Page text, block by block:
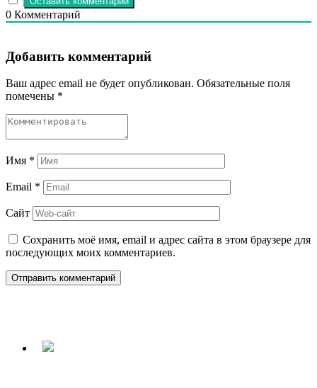
0 Комментарий
Добавить комментарий
Ваш адрес email не будет опубликован. Обязательные поля
помечены *
Имя *
Email *
Сайт
Сохранить моё имя, email и адрес сайта в этом браузере для
последующих моих комментариев.